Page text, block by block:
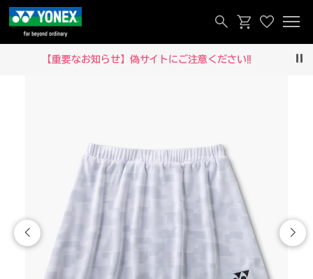
【重要なお知らせ】偽サイトにご注意ください‼